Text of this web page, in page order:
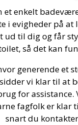
et enkelt
i evigheder på at
ud til dig og får
så det kan
generende et
vi klar til at
for assistance.
fagfolk er klar
snart du